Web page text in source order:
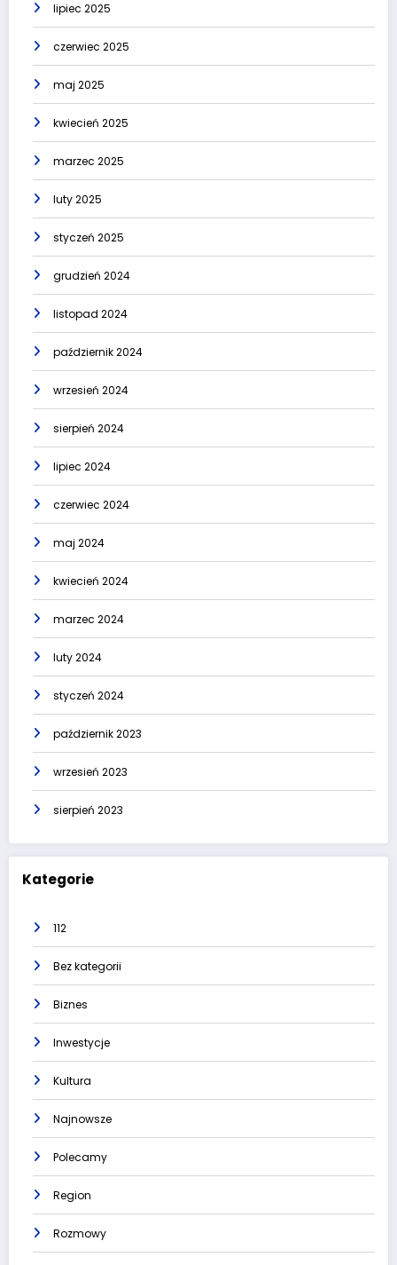
lipiec 2025
czerwiec 2025
maj 2025
kwiecień 2025
marzec 2025
luty 2025
styczeń 2025
grudzień 2024
listopad 2024
październik 2024
wrzesień 2024
sierpień 2024
lipiec 2024
czerwiec 2024
maj 2024
kwiecień 2024
marzec 2024
luty 2024
styczeń 2024
październik 2023
wrzesień 2023
sierpień 2023
Kategorie
112
Bez kategorii
Biznes
Inwestycje
Kultura
Najnowsze
Polecamy
Region
Rozmowy